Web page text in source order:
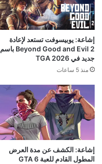
إشاعة: يوبيسوفت تستعد لإعادة
Beyond Good and Evil 2 باسم
جديد في TGA 2026
منذ 5 ساعات
إشاعة: الكشف عن مدة العرض
المطول القادم للعبة GTA 6